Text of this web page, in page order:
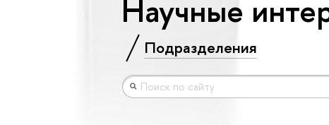
Научные
Подразделения